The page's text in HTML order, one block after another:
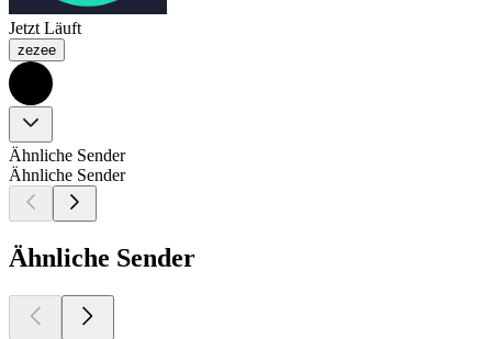
Jetzt Läuft
zezee
Ähnliche Sender
Ähnliche Sender
Ähnliche Sender